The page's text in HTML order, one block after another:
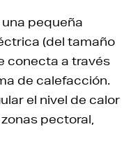
pequeña
(del tamaño
conecta a través
de calefacción.
el nivel de calor
pectoral,